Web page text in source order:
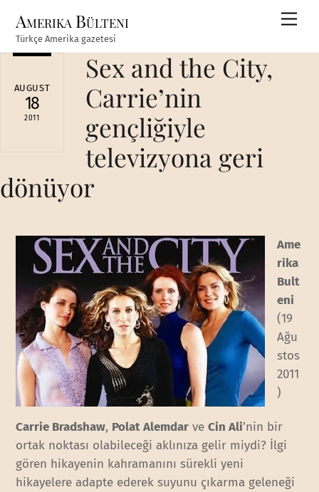
content
Amerika Bülteni
Türkçe Amerika gazetesi
AUGUST
18
2011
Sex and the City,
Carrie’nin
gençliğiyle
televizyona geri
dönüyor
Ame
rika
Bult
eni
(19
Ağu
stos
2011
)
Carrie Bradshaw, Polat Alemdar veCin Ali’nin bir
ortak noktası olabileceği aklınıza gelir miydi? İlgi
gören hikayenin kahramanını sürekli yeni
hikayelere adapte ederek suyunu çıkarma geleneği